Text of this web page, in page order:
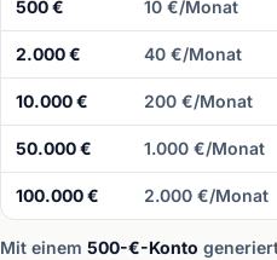
500 € 10 €/Monat
2.000 € 40 €/Monat
10.000 € 200 €/Monat
50.000 € 1.000 €/Monat
100.000 € 2.000 €/Monat
Mit einem 500-€-Konto